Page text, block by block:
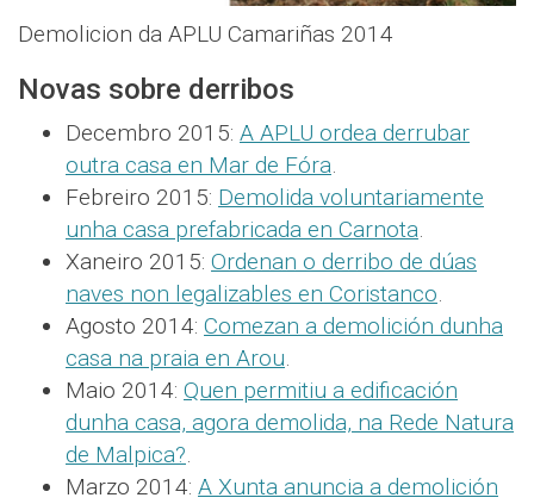
Demolicion da APLU Camariñas 2014
Novas sobre derribos
Decembro 2015: A APLU ordea derrubar
outra casa en Mar de Fóra.
Febreiro 2015: Demolida voluntariamente
unha casa prefabricada en Carnota.
Xaneiro 2015: Ordenan o derribo de dúas
naves non legalizables en Coristanco.
Agosto 2014: Comezan a demolición dunha
casa na praia en Arou.
Maio 2014: Quen permitiu a edificación
dunha casa, agora demolida, na Rede Natura
de Malpica?.
Marzo 2014: A Xunta anuncia a demolición